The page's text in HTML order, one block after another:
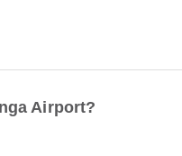
Airport?